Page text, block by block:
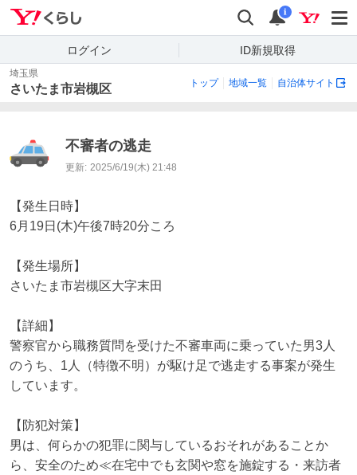
検索 通知
i
ログイン ID新規取得
埼玉県
さいたま市岩槻区 トップ 地域一覧 自治体サイト
不審者の逃走
更新: 2025/6/19(木) 21:48
【発生日時】
6月19日(木)午後7時20分ころ
【発生場所】
さいたま市岩槻区大字末田
【詳細】
警察官から職務質問を受けた不審車両に乗っていた男3人
のうち、1人（特徴不明）が駆け足で逃走する事案が発生
しています。
【防犯対策】
男は、何らかの犯罪に関与しているおそれがあることか
ら、安全のため≪在宅中でも玄関や窓を施錠する・来訪者